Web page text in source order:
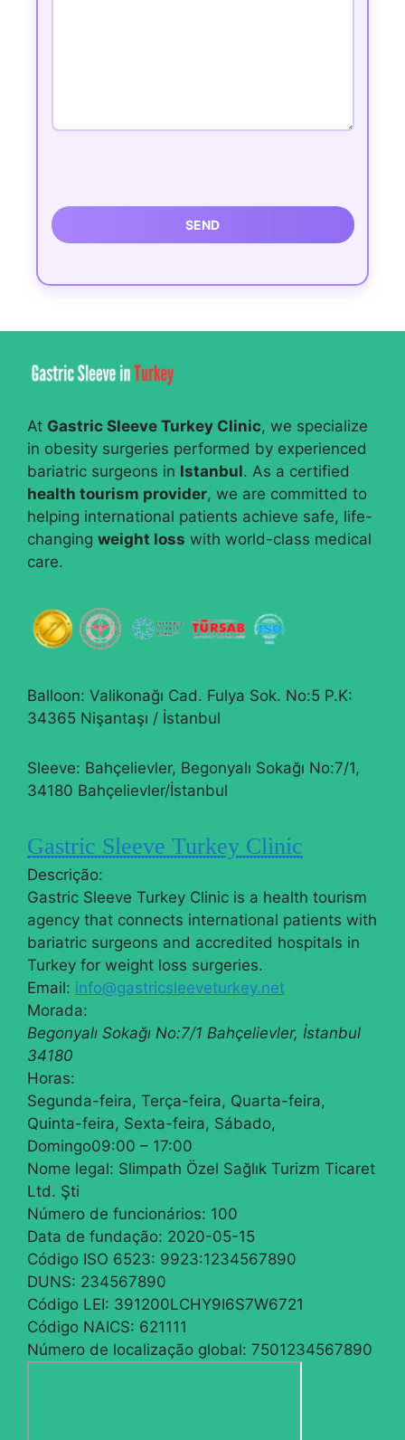
At Gastric Sleeve Turkey Clinic, we specialize
in obesity surgeries performed by experienced
bariatric surgeons in Istanbul. As a certified
health tourism provider, we are committed to
helping international patients achieve safe, life-
changing weight loss with world-class medical
care.
Balloon: Valikonağı Cad. Fulya Sok. No:5 P.K:
34365 Nişantaşı / İstanbul
Sleeve: Bahçelievler, Begonyalı Sokağı No:7/1,
34180 Bahçelievler/İstanbul
Gastric Sleeve Turkey Clinic
Descrição:
Gastric Sleeve Turkey Clinic is a health tourism
agency that connects international patients with
bariatric surgeons and accredited hospitals in
Turkey for weight loss surgeries.
Email: info@gastricsleeveturkey.net
Morada:
Begonyalı Sokağı No:7/1 Bahçelievler, İstanbul
34180
Horas:
Segunda-feira, Terça-feira, Quarta-feira,
Quinta-feira, Sexta-feira, Sábado,
Domingo09:00 – 17:00
Nome legal: Slimpath Özel Sağlık Turizm Ticaret
Ltd. Şti
Número de funcionários: 100
Data de fundação: 2020-05-15
Código ISO 6523: 9923:1234567890
DUNS: 234567890
Código LEI: 391200LCHY9I6S7W6721
Código NAICS: 621111
Número de localização global: 7501234567890